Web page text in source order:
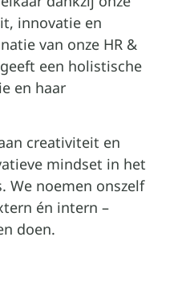
innovatie en
van onze HR &
een holistische
en haar
creativiteit en
mindset in het
We noemen onszelf
én intern –
doen.